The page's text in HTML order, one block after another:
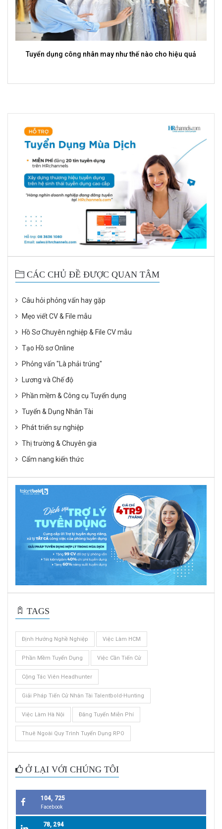
Tuyển dụng công nhân may như thế nào cho hiệu quả
CÁC CHỦ ĐỀ ĐƯỢC QUAN TÂM
Câu hỏi phỏng vấn hay gặp
Mẹo viết CV & File mẫu
Hồ Sơ Chuyên nghiệp & File CV mẫu
Tạo Hồ sơ Online
Phỏng vấn "Là phải trúng"
Lương và Chế độ
Phần mềm & Công cụ Tuyển dụng
Tuyển & Dụng Nhân Tài
Phát triển sự nghiệp
Thị trường & Chuyên gia
Cẩm nang kiến thức
TAGS
Định Hướng Nghề Nghiệp Việc Làm HCM
Phần Mềm Tuyển Dụng Việc Cần Tiến Cử
Cộng Tác Viên Headhunter
Giải Pháp Tiến Cử Nhân Tài Talentbold-Hunting
Việc Làm Hà Nội Đăng Tuyển Miễn Phí
Thuê Ngoài Quy Trình Tuyển Dụng RPO
Ở LẠI VỚI CHÚNG TÔI
104, 725
Facebook
78, 294